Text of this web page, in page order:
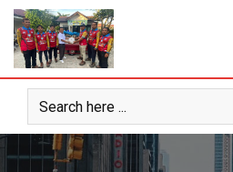
Skip
content